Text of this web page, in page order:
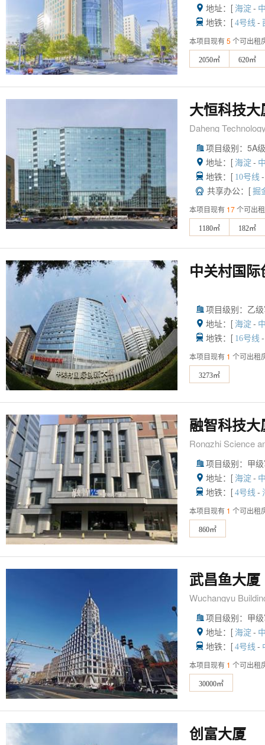
 地址：[ 海淀 -
 地铁：[ 4号线 -
本项目现有5 个可出租
2050㎡ 620㎡
大恒科技大
Daheng
 项目级别：5A
 地址：[ 海淀 -
 地铁：[ 10号线 -
 共享办公：[ 掘
本项目现有 17个可出
1180㎡ 182㎡
中关村国
 项目级别：乙
 地址：[ 海淀 -
 地铁：[ 16号线 -
本项目现有 1 个可出租
3273㎡
融智科技大
Rongzhi Science
 项目级别：甲
 地址：[ 海淀 -
 地铁：[ 4号线 -
本项目现有 1 个可出租
860㎡
武昌鱼大厦
Wuchangyu
 项目级别：甲
 地址：[ 海淀 -
 地铁：[ 4号线 -
本项目现有 1 个可出租
30000㎡
创富大厦